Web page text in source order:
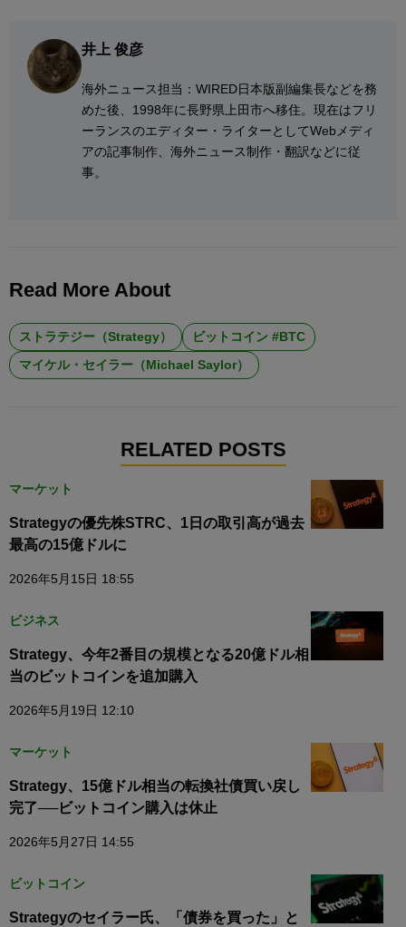
井上 俊彦
海外ニュース担当：WIRED日本版副編集長などを務
めた後、1998年に長野県上田市へ移住。現在はフリ
ーランスのエディター・ライターとしてWebメディ
アの記事制作、海外ニュース制作・翻訳などに従
事。
Read More About
ストラテジー（Strategy）
ビットコイン #BTC
マイケル・セイラー（Michael Saylor）
RELATED POSTS
マーケット
Strategyの優先株STRC、1日の取引高が過去
最高の15億ドルに
2026年5月15日 18:55
ビジネス
Strategy、今年2番目の規模となる20億ドル相
当のビットコインを追加購入
2026年5月19日 12:10
マーケット
Strategy、15億ドル相当の転換社債買い戻し
完了──ビットコイン購入は休止
2026年5月27日 14:55
ビットコイン
Strategyのセイラー氏、「債券を買った」と